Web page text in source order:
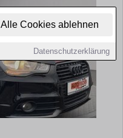
Alle Cookies ablehnen
Datenschutzerklärung